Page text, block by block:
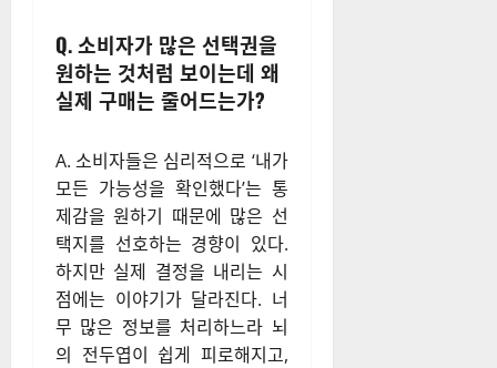
Q. 소비자가 많은 선택권을
원하는 것처럼 보이는데 왜
실제 구매는 줄어드는가?
A. 소비자들은 심리적으로 ‘내가
모든 가능성을 확인했다’는 통
제감을 원하기 때문에 많은 선
택지를 선호하는 경향이 있다.
하지만 실제 결정을 내리는 시
점에는 이야기가 달라진다. 너
무 많은 정보를 처리하느라 뇌
의 전두엽이 쉽게 피로해지고,